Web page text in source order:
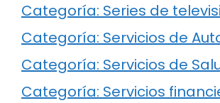
Categoría: Series de
Categoría: Servicios de
Categoría: Servicios de
Categoría: Servicios